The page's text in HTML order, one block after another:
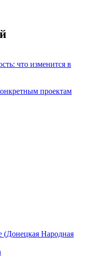
что изменится в
проектам
(Донецкая Народная